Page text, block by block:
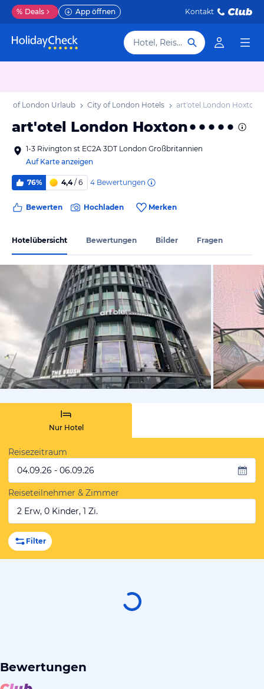
% Deals App öffnen Kontakt
Hotel, Reiseziel
of London Urlaub City of London Hotels art'otel London Hoxton
art'otel London Hoxton
1-3 Rivington st EC2A 3DT London Großbritannien
Auf Karte anzeigen
76% 4,4/ 6 4 Bewertungen
Bewerten Hochladen Merken
Hotelübersicht Bewertungen Bilder Fragen
von
Nur Hotel
Reisezeitraum
04.09.26 - 06.09.26
Reiseteilnehmer & Zimmer
2 Erw, 0 Kinder, 1 Zi.
Filter
Bewertungen